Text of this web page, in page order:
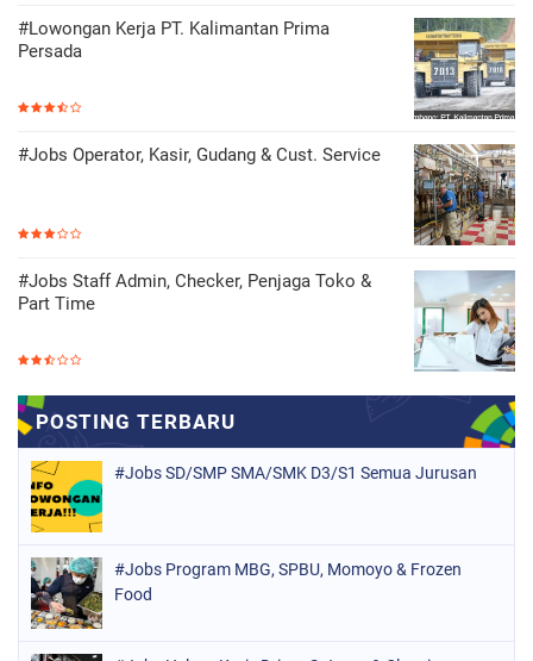
#Lowongan Kerja PT. Kalimantan Prima
Persada
#Jobs Operator, Kasir, Gudang & Cust. Service
#Jobs Staff Admin, Checker, Penjaga Toko &
Part Time
#Jobs SD/SMP SMA/SMK D3/S1 Semua Jurusan
#Jobs Program MBG, SPBU, Momoyo & Frozen
Food